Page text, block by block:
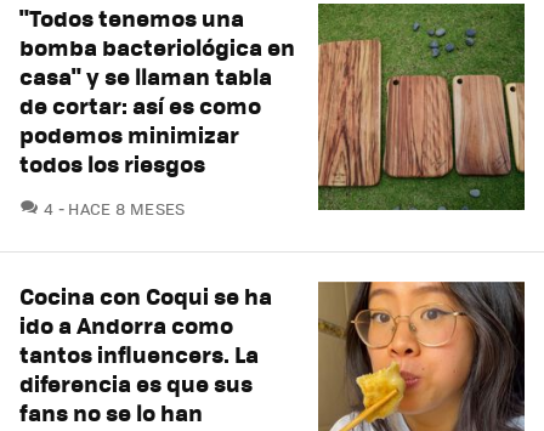
"Todos tenemos una
bomba bacteriológica en
casa" y se llaman tabla
de cortar: así es como
podemos minimizar
todos los riesgos
4 COMENTARIOS
HACE 8 MESES
Cocina con Coqui se ha
ido a Andorra como
tantos influencers. La
diferencia es que sus
fans no se lo han